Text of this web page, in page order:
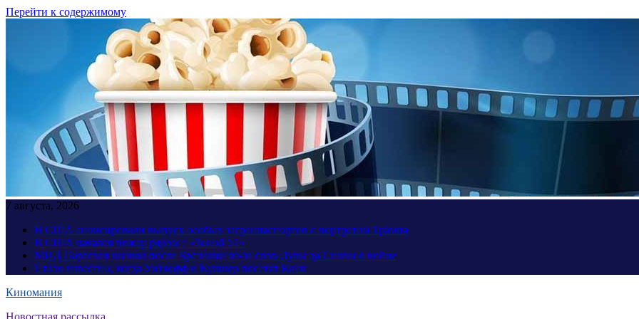
Перейти к содержимому
7 августа, 2026
В США анонсировали выпуск особых загранпаспортов с портретом Трампа
В США начался пожар рядом с «Зоной 51»
МИД Парагвая вызвал посла Бразилии из-за слов Лулы да Силвы о войне
Стало известно, когда Уиткофф и Кушнер посетят Киев
Киномания
Новостная рассылка